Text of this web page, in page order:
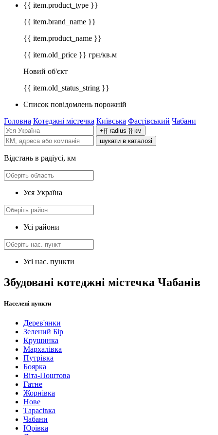
{{ item.product_type }}
{{ item.brand_name }}
{{ item.product_name }}
{{ item.old_price }} грн/кв.м
Новий об'єкт
{{ item.old_status_string }}
Список повідомлень порожній
Головна Котеджні містечка Київська Фастівський Чабани
+{{ radius }} км
шукати в каталозі
Відстань в радіусі, км
Уся Україна
Усі райони
Усі нас. пункти
Збудовані котеджні містечка Чабанів
Населені пункти
Дерев'янки
Зелений Бір
Крушинка
Мархалівка
Путрівка
Боярка
Віта-Поштова
Гатне
Жорнівка
Нове
Тарасівка
Чабани
Юрівка